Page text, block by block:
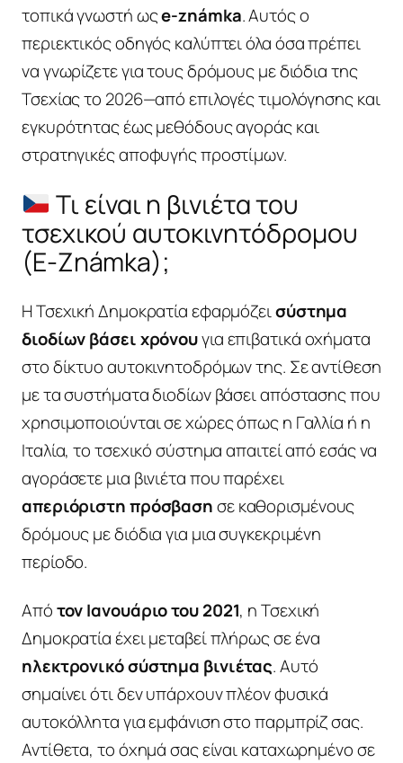
τοπικά γνωστή ωςe-známka. Αυτός ο
περιεκτικός οδηγός καλύπτει όλα όσα πρέπει
να γνωρίζετε για τους δρόμους με διόδια της
Τσεχίας το 2026—από επιλογές τιμολόγησης και
εγκυρότητας έως μεθόδους αγοράς και
στρατηγικές αποφυγής προστίμων.
Τι είναι η βινιέτα του
τσεχικού αυτοκινητόδρομου
(E-Známka);
Η Τσεχική Δημοκρατία εφαρμόζεισύστημα
διοδίων βάσει χρόνουγια επιβατικά οχήματα
στο δίκτυο αυτοκινητοδρόμων της. Σε αντίθεση
με τα συστήματα διοδίων βάσει απόστασης που
χρησιμοποιούνται σε χώρες όπως η Γαλλία ή η
Ιταλία, το τσεχικό σύστημα απαιτεί από εσάς να
αγοράσετε μια βινιέτα που παρέχει
απεριόριστη πρόσβασησε καθορισμένους
δρόμους με διόδια για μια συγκεκριμένη
περίοδο.
Απότον Ιανουάριο του 2021, η Τσεχική
Δημοκρατία έχει μεταβεί πλήρως σε ένα
ηλεκτρονικό σύστημα βινιέτας. Αυτό
σημαίνει ότι δεν υπάρχουν πλέον φυσικά
αυτοκόλλητα για εμφάνιση στο παρμπρίζ σας.
Αντίθετα, το όχημά σας είναι καταχωρημένο σε